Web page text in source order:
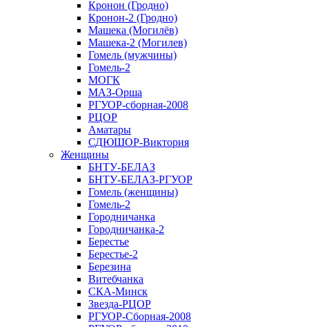
Кронон (Гродно)
Кронон-2 (Гродно)
Машека (Могилёв)
Машека-2 (Могилев)
Гомель (мужчины)
Гомель-2
МОГК
МАЗ-Орша
РГУОР-сборная-2008
РЦОР
Аматары
СДЮШОР-Виктория
Женщины
БНТУ-БЕЛАЗ
БНТУ-БЕЛАЗ-РГУОР
Гомель (женщины)
Гомель-2
Городничанка
Городничанка-2
Берестье
Берестье-2
Березина
Витебчанка
СКА-Минск
Звезда-РЦОР
РГУОР-Сборная-2008